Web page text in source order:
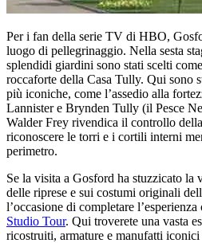
Per i fan della serie TV di HBO,
luogo di pellegrinaggio. Nella sesta
splendidi giardini sono stati scelti
roccaforte della Casa Tully. Qui sono
più iconiche, come l’assedio alla
Lannister e Brynden Tully (il Pesce
Walder Frey rivendica il controllo
riconoscere le torri e i cortili interni
perimetro.
Se la visita a Gosford ha stuzzicato la
delle riprese e sui costumi originali
l’occasione di completare l’esperienza
Studio Tour. Qui troverete una vasta
ricostruiti, armature e manufatti